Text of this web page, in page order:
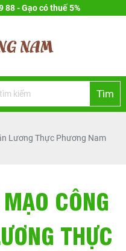
88 - Gạo có thuế 5%
Tìm
Lương Thực Phương Nam
CÔNG
THỰC